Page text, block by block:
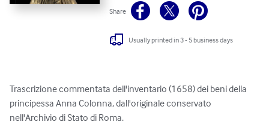
Share
Usually printed in 3 - 5 business days
Trascrizione commentata dell'inventario (1658) dei beni della
principessa Anna Colonna, dall'originale conservato
nell'Archivio di Stato di Roma.